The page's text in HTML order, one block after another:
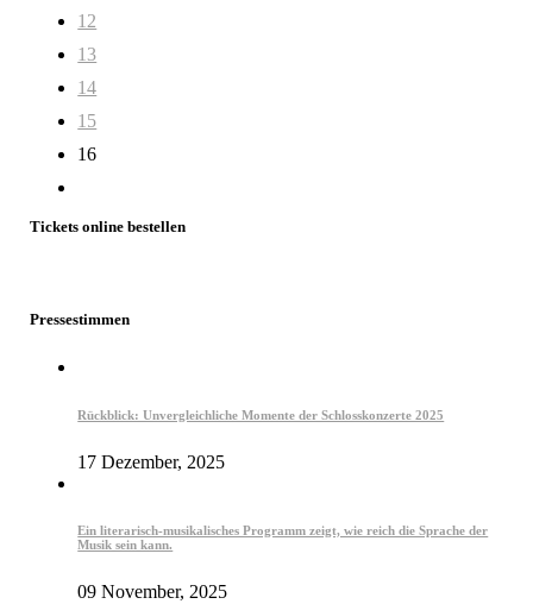
12
13
14
15
16
Tickets online bestellen
Pressestimmen
Rückblick: Unvergleichliche Momente der Schlosskonzerte 2025
17 Dezember, 2025
Ein literarisch-musikalisches Programm zeigt, wie reich die Sprache der
Musik sein kann.
09 November, 2025